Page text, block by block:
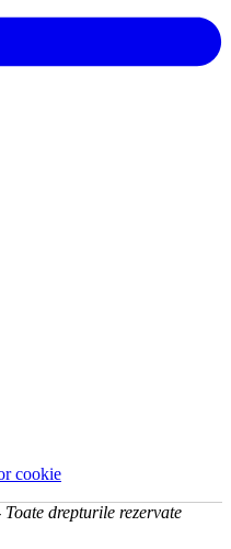
cookie
Toate drepturile rezervate